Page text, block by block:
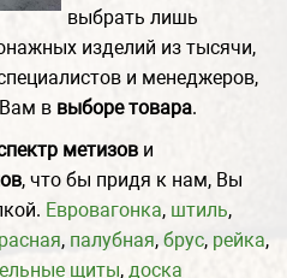
выбрать лишь
изделий из тысячи,
и менеджеров,
в выборе товара.
метизов и
, что бы придя к нам, Вы
Евровагонка, штиль,
, палубная, брус, рейка,
щиты, доска